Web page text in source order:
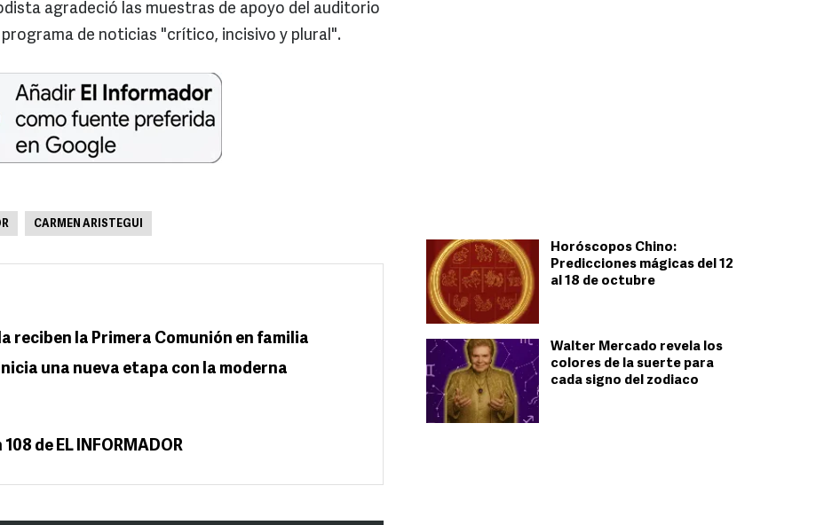
Horóscopos Chino:
Predicciones mágicas del 12
al 18 de octubre
Walter Mercado revela los
colores de la suerte para
cada signo del zodiaco
agradeció las muestras de apoyo del auditorio
de noticias "crítico, incisivo y plural".
CARMEN ARISTEGUI
reciben la Primera Comunión en familia
una nueva etapa con la moderna
de EL INFORMADOR